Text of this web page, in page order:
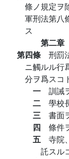
條ノ規定ヲ
軍刑法第八
ス
第二
第四條 刑罰
ニ觸ルル行
分ヲ爲スコ
一 訓誡
二 學校
三 書面
四 條件
五 寺院
託スル